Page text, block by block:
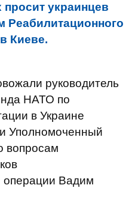
украинцев
Реабилитационного
Киеве.
руководитель
НАТО по
в Украине
Уполномоченный
вопросам
операции Вадим